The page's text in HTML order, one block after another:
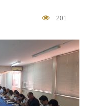
201